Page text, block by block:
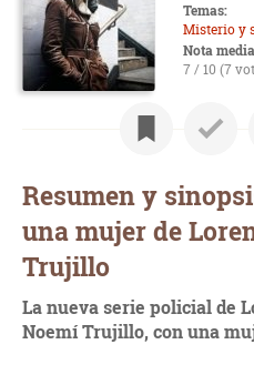
Temas:
Misterio y
Nota
7 / 10 (7
Resumen y
una mujer de
Trujillo
La nueva serie policial de
Noemí Trujillo, con una